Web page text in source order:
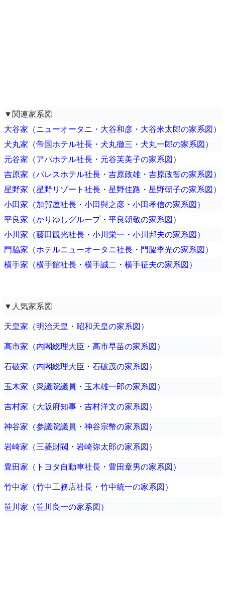
▼関連家系図
大谷家（ニューオータニ・大谷和彦・大谷米太郎の家系図）
犬丸家（帝国ホテル社長・犬丸徹三・犬丸一郎の家系図）
元谷家（アパホテル社長・元谷芙美子の家系図）
吉原家（パレスホテル社長・吉原政雄・吉原政智の家系図）
星野家（星野リゾート社長・星野佳路・星野朝子の家系図）
小田家（加賀屋社長・小田與之彦・小田孝信の家系図）
平良家（かりゆしグループ・平良朝敬の家系図）
小川家（藤田観光社長・小川栄一・小川邦夫の家系図）
門脇家（ホテルニューオータニ社長・門脇季光の家系図）
横手家（横手館社長・横手誠二・横手征夫の家系図）
▼人気家系図
天皇家（明治天皇・昭和天皇の家系図）
高市家（内閣総理大臣・高市早苗の家系図）
石破家（内閣総理大臣・石破茂の家系図）
玉木家（衆議院議員・玉木雄一郎の家系図）
吉村家（大阪府知事・吉村洋文の家系図）
神谷家（参議院議員・神谷宗幣の家系図）
岩崎家（三菱財閥・岩崎弥太郎の家系図）
豊田家（トヨタ自動車社長・豊田章男の家系図）
竹中家（竹中工務店社長・竹中統一の家系図）
笹川家（笹川良一の家系図）